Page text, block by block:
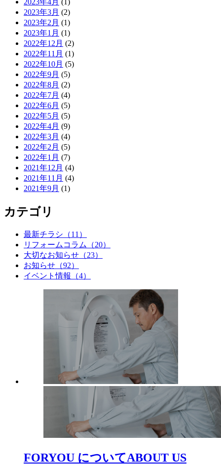
2023年4月 (1)
2023年3月 (2)
2023年2月 (1)
2023年1月 (1)
2022年12月 (2)
2022年11月 (1)
2022年10月 (5)
2022年9月 (5)
2022年8月 (2)
2022年7月 (4)
2022年6月 (5)
2022年5月 (5)
2022年4月 (9)
2022年3月 (4)
2022年2月 (5)
2022年1月 (7)
2021年12月 (4)
2021年11月 (4)
2021年9月 (1)
カテゴリ
最新チラシ（11）
リフォームコラム（20）
大切なお知らせ（23）
お知らせ（92）
イベント情報（4）
FORYOU についてABOUT US